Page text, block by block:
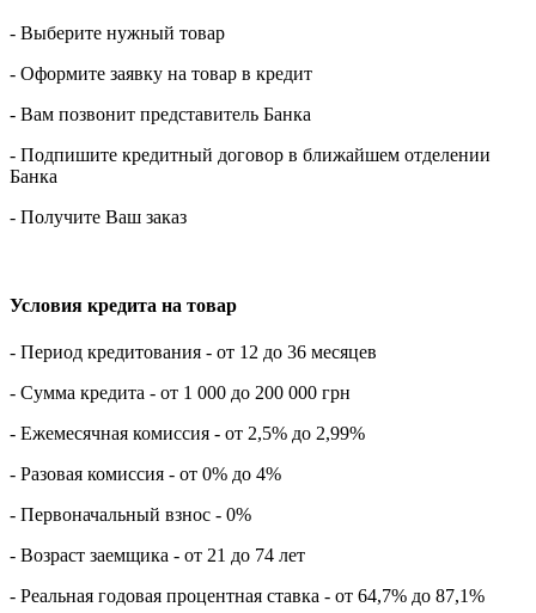
- Выберите нужный товар
- Оформите заявку на товар в кредит
- Вам позвонит представитель Банка
- Подпишите кредитный договор в ближайшем отделении
Банка
- Получите Ваш заказ
Условия кредита на товар
- Период кредитования - от 12 до 36 месяцев
- Сумма кредита - от 1 000 до 200 000 грн
- Ежемесячная комиссия - от 2,5% до 2,99%
- Разовая комиссия - от 0% до 4%
- Первоначальный взнос - 0%
- Возраст заемщика - от 21 до 74 лет
- Реальная годовая процентная ставка - от 64,7% до 87,1%